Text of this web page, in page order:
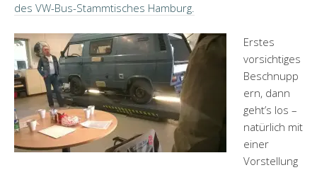
des VW-Bus-Stammtisches Hamburg.
Erstes
vorsichtiges
Beschnupp
ern, dann
geht’s los –
natürlich mit
einer
Vorstellung